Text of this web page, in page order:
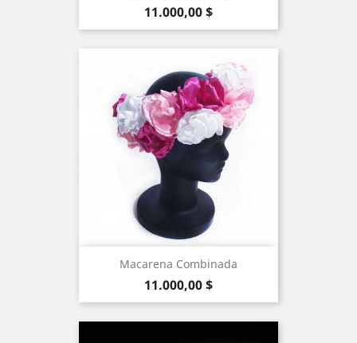
Precio
11.000,00 $
Macarena Combinada
Precio
11.000,00 $